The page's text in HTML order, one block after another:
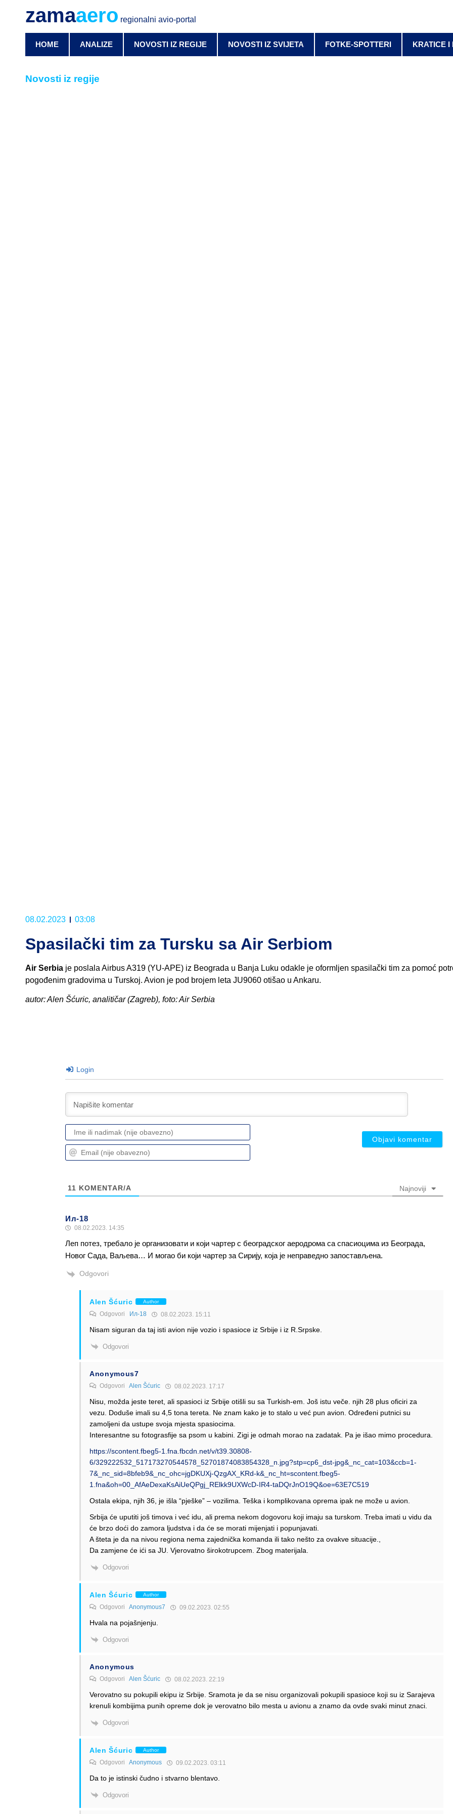
zamaaero regionalni avio-portal
HOME ANALIZE NOVOSTI IZ REGIJE NOVOSTI IZ SVIJETA FOTKE-SPOTTERI KRATICE I
Novosti iz regije
08.02.2023 03:08
Spasilački tim za Tursku sa Air Serbiom
Air Serbia je poslala Airbus A319 (YU-APE) iz Beograda u Banja Luku odakle je oformljen spasilački tim za pomoć
pogođenim gradovima u Turskoj. Avion je pod brojem leta JU9060 otišao u Ankaru.
autor: Alen Šćuric, analitičar (Zagreb), foto: Air Serbia
Login
Ime
ili
nadimak
Email
(nije
11 KOMENTAR/A Najnoviji
Ил-18
08.02.2023. 14:35
Леп потез, требало је организовати и који чартер с београдског аеродрома са спасиоцима из Београда,
Новог Сада, Ваљева… И могао би који чартер за Сирију, која је неправедно запостављена.
Odgovori
Alen Šćuric Author
Odgovori Ил-18 08.02.2023. 15:11
Nisam siguran da taj isti avion nije vozio i spasioce iz Srbije i iz R.Srpske.
Odgovori
Anonymous7
Odgovori Alen Šćuric 08.02.2023. 17:17
Nisu, možda jeste teret, ali spasioci iz Srbije otišli su sa Turkish-em. Još istu veče. njih 28 plus oficiri za
vezu. Doduše imali su 4,5 tona tereta. Ne znam kako je to stalo u već pun avion. Određeni putnici su
zamoljeni da ustupe svoja mjesta spasiocima.
Interesantne su fotograsfije sa psom u kabini. Zigi je odmah morao na zadatak. Pa je išao mimo procedura.
https://scontent.fbeg5-1.fna.fbcdn.net/v/t39.30808-
6/329222532_517173270544578_52701874083854328_n.jpg?stp=cp6_dst-jpg&_nc_cat=103&ccb=1-
7&_nc_sid=8bfeb9&_nc_ohc=jgDKUXj-QzgAX_KRd-k&_nc_ht=scontent.fbeg5-
1.fna&oh=00_AfAeDexaKsAiUeQPgj_RElkk9UXWcD-IR4-taDQrJnO19Q&oe=63E7C519
Ostala ekipa, njih 36, je išla “pješke” – vozilima. Teška i komplikovana oprema ipak ne može u avion.
Srbija će uputiti još timova i već idu, ali prema nekom dogovoru koji imaju sa turskom. Treba imati u vidu da
će brzo doći do zamora ljudstva i da će se morati mijenjati i popunjavati.
A šteta je da na nivou regiona nema zajednička komanda ili tako nešto za ovakve situacije.,
Da zamjene će ići sa JU. Vjerovatno širokotrupcem. Zbog materijala.
Odgovori
Alen Šćuric Author
Odgovori Anonymous7 09.02.2023. 02:55
Hvala na pojašnjenju.
Odgovori
Anonymous
Odgovori Alen Šćuric 08.02.2023. 22:19
Verovatno su pokupili ekipu iz Srbije. Sramota je da se nisu organizovali pokupili spasioce koji su iz Sarajeva
krenuli kombijima punih opreme dok je verovatno bilo mesta u avionu a znamo da ovde svaki minut znaci.
Odgovori
Alen Šćuric Author
Odgovori Anonymous 09.02.2023. 03:11
Da to je istinski čudno i stvarno blentavo.
Odgovori